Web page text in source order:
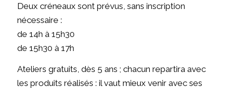
Deux créneaux sont prévus, sans inscription
nécessaire :
de 14h à 15h30
de 15h30 à 17h
Ateliers gratuits, dès 5 ans ; chacun repartira avec
les produits réalisés : il vaut mieux venir avec ses